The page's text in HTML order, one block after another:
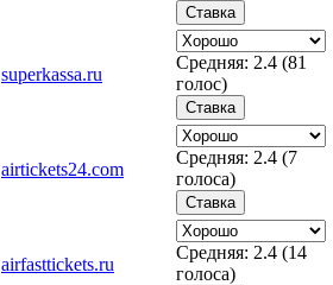
superkassa.ru
Средняя: 2.4 (81
голос)
airtickets24.com
Средняя: 2.4 (7
голоса)
airfasttickets.ru
Средняя: 2.4 (14
голоса)